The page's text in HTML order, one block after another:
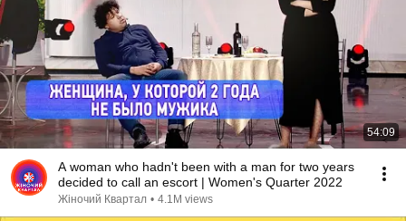
54:09
A woman who hadn't been with a man for two years
decided to call an escort | Women's Quarter 2022
Жіночий Квартал • 4.1M views